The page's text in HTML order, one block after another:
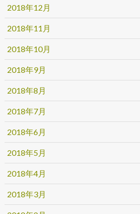
2018年12月
2018年11月
2018年10月
2018年9月
2018年8月
2018年7月
2018年6月
2018年5月
2018年4月
2018年3月